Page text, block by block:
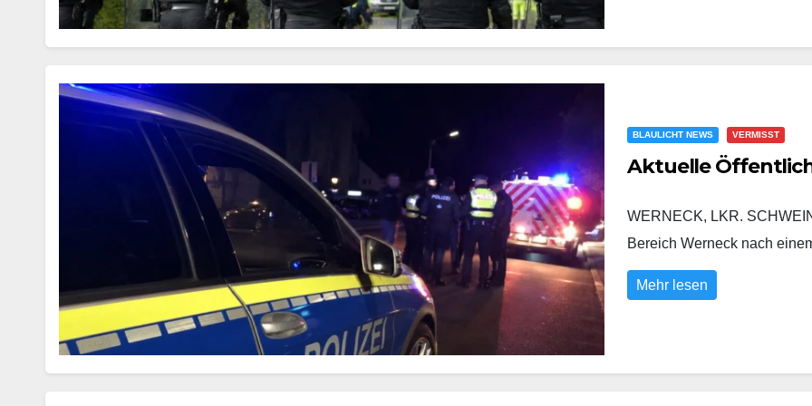
BLAULICHT NEWS VERMISST
Aktuelle
WERNECK, LKR.
Bereich Werneck nach
Mehr lesen